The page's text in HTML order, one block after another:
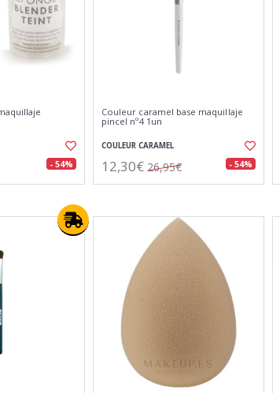
- 54%
Couleur caramel base maquillaje
pincel nº4 1un
COULEUR CARAMEL
12,30€ 26,95€ - 54%